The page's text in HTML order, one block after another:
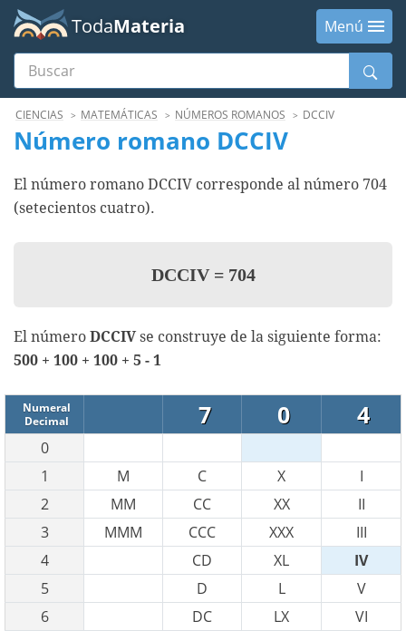
TodaMateria
Menú
Buscar
MenúCIENCIAS MATEMÁTICAS NÚMEROS ROMANOS DCCIV
Número romano DCCIV
El número romano DCCIV corresponde al número 704
(setecientos cuatro).
DCCIV =704
El número DCCIVse construye de la siguiente forma:
500 + 100 + 100 + 5 - 1
Numeral
Decimal
7 0 4
0
1
M C X
I
2
MM CC XX
II
3
MMM CCC XXX
III
4
CD XL
IV
5
D L
V
6
DC LX
VI